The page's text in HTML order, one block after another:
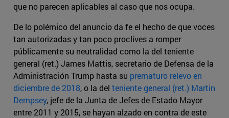
que no parecen aplicables al caso que nos ocupa.
De lo polémico del anuncio da fe el hecho de que voces
tan autorizadas y tan poco proclives a romper
públicamente su neutralidad como la del teniente
general (ret.) James Mattis, secretario de Defensa de la
Administración Trump hasta su prematuro relevo en
diciembre de 2018, o la del teniente general (ret.) Martin
Dempsey, jefe de la Junta de Jefes de Estado Mayor
entre 2011 y 2015, se hayan alzado en contra de este